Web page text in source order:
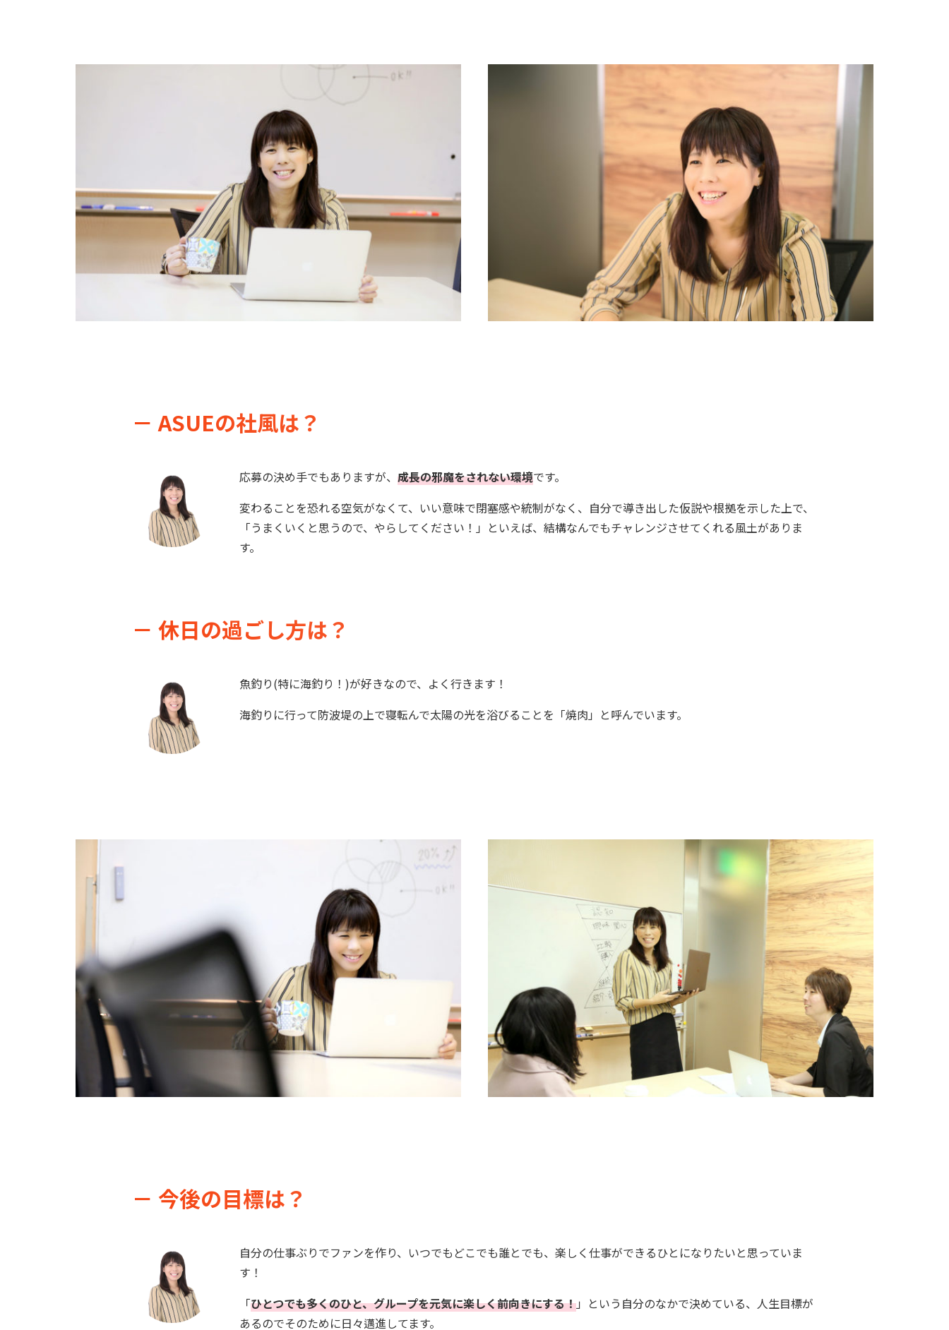
－ ASUEの社風は？
応募の決め手でもありますが、成長の邪魔をされない環境です。
変わることを恐れる空気がなくて、いい意味で閉塞感や統制がなく、自分で導き出した仮説や根拠を示した上で、
「うまくいくと思うので、やらしてください！」といえば、結構なんでもチャレンジさせてくれる風土がありま
す。
－ 休日の過ごし方は？
魚釣り(特に海釣り！)が好きなので、よく行きます！
海釣りに行って防波堤の上で寝転んで太陽の光を浴びることを「焼肉」と呼んでいます。
－ 今後の目標は？
自分の仕事ぶりでファンを作り、いつでもどこでも誰とでも、楽しく仕事ができるひとになりたいと思っていま
す！
「ひとつでも多くのひと、グループを元気に楽しく前向きにする！」という自分のなかで決めている、人生目標が
あるのでそのために日々邁進してます。